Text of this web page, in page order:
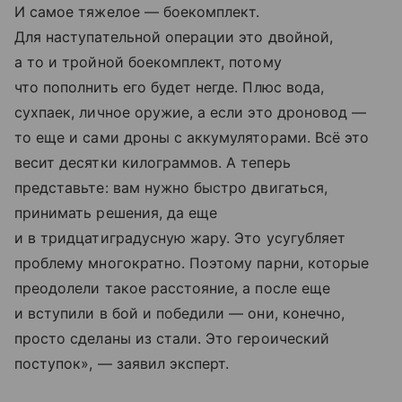
И самое тяжелое — боекомплект.
Для наступательной операции это двойной,
а то и тройной боекомплект, потому
что пополнить его будет негде. Плюс вода,
сухпаек, личное оружие, а если это дроновод —
то еще и сами дроны с аккумуляторами. Всё это
весит десятки килограммов. А теперь
представьте: вам нужно быстро двигаться,
принимать решения, да еще
и в тридцатиградусную жару. Это усугубляет
проблему многократно. Поэтому парни, которые
преодолели такое расстояние, а после еще
и вступили в бой и победили — они, конечно,
просто сделаны из стали. Это героический
поступок», — заявил эксперт.